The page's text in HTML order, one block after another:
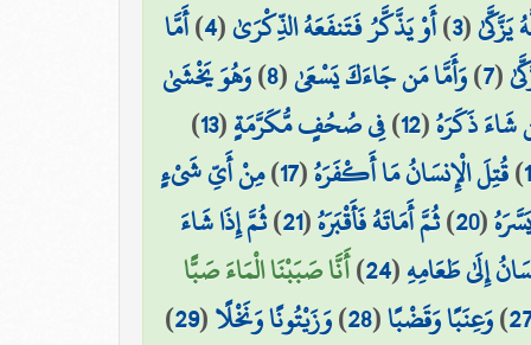
يَزَّكَّىٰ(
3
)أَوْ يَذَّكَّرُ فَتَنفَعَهُ الذِّكْرَىٰ(
4
)أَمَّا
(
7
)وَأَمَّا مَن جَاءَكَ يَسْعَىٰ(
8
)وَهُوَ يَخْشَىٰ
شَاءَ ذَكَرَهُ(
12
)فِي صُحُفٍ مُّكَرَّمَةٍ(
13
)
)قُتِلَ الْإِنسَانُ مَا أَكْفَرَهُ(
17
)مِنْ أَيِّ شَيْءٍ
(
20
)ثُمَّ أَمَاتَهُ فَأَقْبَرَهُ(
21
)ثُمَّ إِذَا شَاءَ
إِلَىٰ طَعَامِهِ(
24
)أَنَّا صَبَبْنَا الْمَاءَ صَبًّا
)وَعِنَبًا وَقَضْبًا(
28
)وَزَيْتُونًا وَنَخْلًا(
29
)